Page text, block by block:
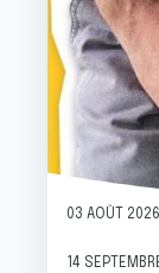
03 AOÛT 2026
14